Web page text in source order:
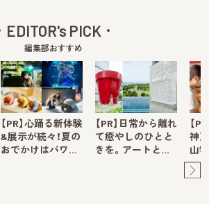
EDITOR's PICK
編集部おすすめ
【PR】心踊る新体験
&展示が続々！夏の
おでかけはパワ…
【PR】日常から離れ
て癒やしのひとと
きを。アートと…
【
神
山